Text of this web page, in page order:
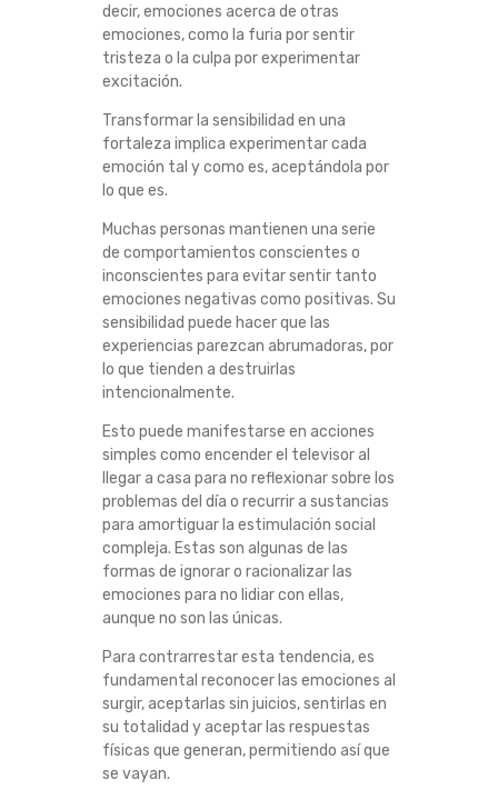
decir, emociones acerca de otras
emociones, como la furia por sentir
tristeza o la culpa por experimentar
excitación.
Transformar la sensibilidad en una
fortaleza implica experimentar cada
emoción tal y como es, aceptándola por
lo que es.
Muchas personas mantienen una serie
de comportamientos conscientes o
inconscientes para evitar sentir tanto
emociones negativas como positivas. Su
sensibilidad puede hacer que las
experiencias parezcan abrumadoras, por
lo que tienden a destruirlas
intencionalmente.
Esto puede manifestarse en acciones
simples como encender el televisor al
llegar a casa para no reflexionar sobre los
problemas del día o recurrir a sustancias
para amortiguar la estimulación social
compleja. Estas son algunas de las
formas de ignorar o racionalizar las
emociones para no lidiar con ellas,
aunque no son las únicas.
Para contrarrestar esta tendencia, es
fundamental reconocer las emociones al
surgir, aceptarlas sin juicios, sentirlas en
su totalidad y aceptar las respuestas
físicas que generan, permitiendo así que
se vayan.